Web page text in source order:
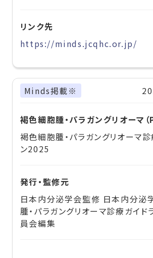
リンク先
https://minds.jcqhc.or.jp/
Minds掲載※
褐色細胞腫・パラガングリオーマ（
褐色細胞腫・パラガングリオーマ診
ン2025
発行・監修元
日本内分泌学会監修 日本内分泌
腫・パラガングリオーマ診療ガイド
員会編集